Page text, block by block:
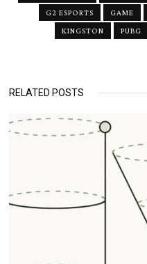
G2 ESPORTS
GAME
KINGSTON
PUBG
RELATED POSTS